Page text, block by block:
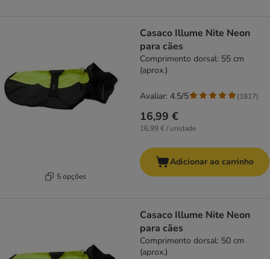
5 opções
Casaco Illume Nite Neon
para cães
Comprimento dorsal: 55 cm
(aprox.)
16,99 €
16,99 € / unidade
Avaliar: 4.5/5 (1817)
Adicionar ao carrinho
Casaco Illume Nite Neon
para cães
Comprimento dorsal: 50 cm
(aprox.)